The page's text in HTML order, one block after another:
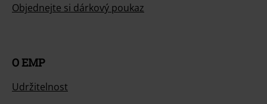
Objednejte si dárkový poukaz
O EMP
Udržitelnost